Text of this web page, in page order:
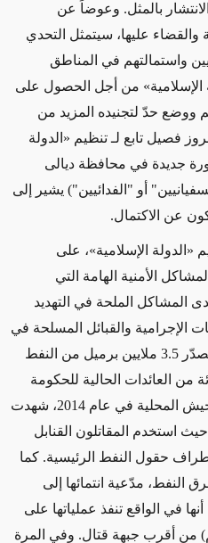
بالمثل. وعوضاً عن
والقضاء عليها، سيتمثل التحدي
واستمالتهم في المناطق
الإسلامية» من أجل الحصول على
ووضع حدّ لتجنيده المزيد من
فصيل تابع لـ تنظيم «الدولة
جديدة في محافظة ديالى
أو "الفدائيين") يشير إلى
عن الاكتمال.
«الدولة الإسلامية»، على
الأمنية الهامة التي
المشاكل الملحة في التهديد
الإجرامية والقبائل المسلحة في
البصرة - محافظة بالغة الأهمية تصدّر 3.5 ملايين برميل من النفط
من 95 في المائة من العائدات الحالية للحكومة
العراقية. ومنذ انسحاب قوات الجيش المحلية في عام 2014، شهدت
استخدم المقاتلون القنابل
حقول النفط الرئيسية. كما
مدّعية انتمائها إلى
في الواقع تنفذ عملياتها على
ميل (ما يزيد عن 643 كم) من أقرب جبهة قتال. وفي المرة